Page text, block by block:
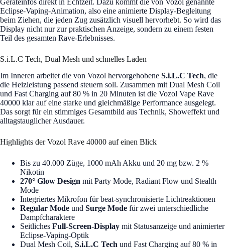
Geräteinfos direkt in Echtzeit. Dazu kommt die von Vozol genannte
Eclipse-Vaping-Animation, also eine animierte Display-Begleitung
beim Ziehen, die jeden Zug zusätzlich visuell hervorhebt. So wird das
Display nicht nur zur praktischen Anzeige, sondern zu einem festen
Teil des gesamten Rave-Erlebnisses.
S.i.L.C Tech, Dual Mesh und schnelles Laden
Im Inneren arbeitet die von Vozol hervorgehobene S.i.L.C Tech, die
die Heizleistung passend steuern soll. Zusammen mit Dual Mesh Coil
und Fast Charging auf 80 % in 20 Minuten ist die Vozol Vape Rave
40000 klar auf eine starke und gleichmäßige Performance ausgelegt.
Das sorgt für ein stimmiges Gesamtbild aus Technik, Showeffekt und
alltagstauglicher Ausdauer.
Highlights der Vozol Rave 40000 auf einen Blick
Bis zu 40.000 Züge, 1000 mAh Akku und 20 mg bzw. 2 %
Nikotin
270° Glow Design mit Party Mode, Radiant Flow und Stealth
Mode
Integriertes Mikrofon für beat-synchronisierte Lichtreaktionen
Regular Mode und Surge Mode für zwei unterschiedliche
Dampfcharaktere
Seitliches Full-Screen-Display mit Statusanzeige und animierter
Eclipse-Vaping-Optik
Dual Mesh Coil, S.i.L.C Tech und Fast Charging auf 80 % in